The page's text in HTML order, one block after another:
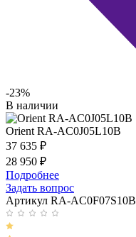
-23%
В наличии
Orient RA-AC0J05L10B
37 635 ₽
28 950 ₽
Подробнее
Задать вопрос
Артикул RA-AC0F07S10B